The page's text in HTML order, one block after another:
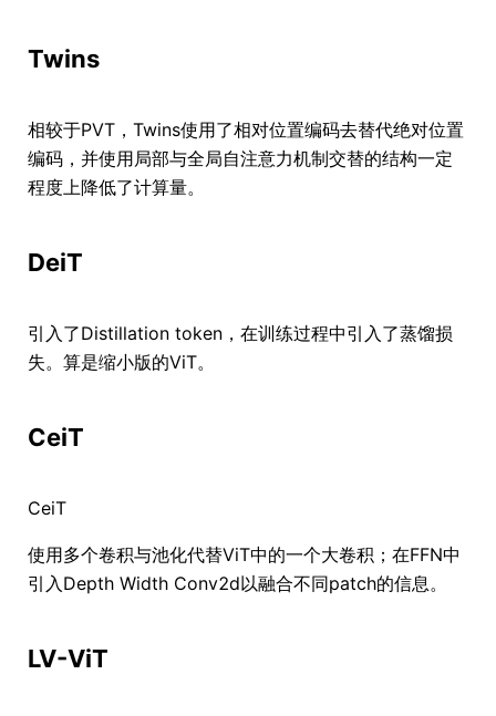
Twins
相较于PVT，Twins使用了相对位置编码去替代绝对位置
编码，并使用局部与全局自注意力机制交替的结构一定
程度上降低了计算量。
DeiT
引入了Distillation token，在训练过程中引入了蒸馏损
失。算是缩小版的ViT。
CeiT
CeiT
使用多个卷积与池化代替ViT中的一个大卷积；在FFN中
引入Depth Width Conv2d以融合不同patch的信息。
LV-ViT